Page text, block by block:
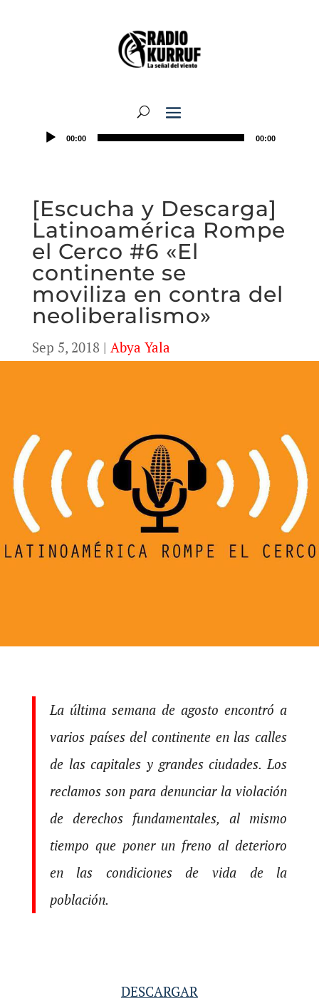
00:00 00:00
[Escucha y Descarga]
Latinoamérica Rompe
el Cerco #6 «El
continente se
moviliza en contra del
neoliberalismo»
Sep 5, 2018| Abya Yala
La última semana de agosto encontró a
varios países del continente en las calles
de las capitales y grandes ciudades. Los
reclamos son para denunciar la violación
de derechos fundamentales, al mismo
tiempo que poner un freno al deterioro
en las condiciones de vida de la
población.
DESCARGAR